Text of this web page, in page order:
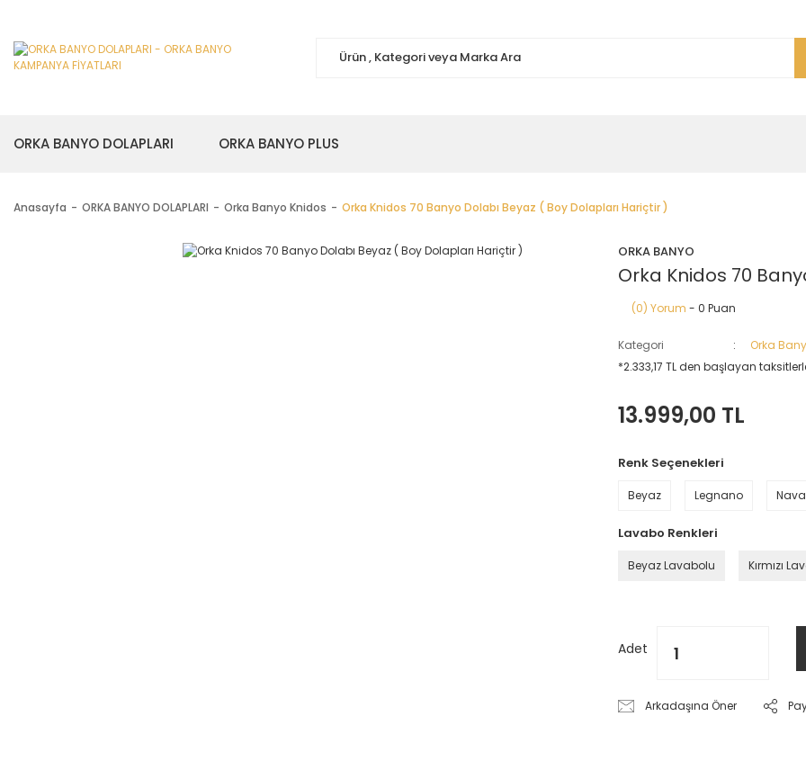
ORKA BANYO DOLAPLARI ORKA BANYO PLUS
Anasayfa ORKA BANYO DOLAPLARI Orka Banyo Knidos Orka Knidos 70 Banyo Dolabı Beyaz ( Boy Dolapları Hariçtir )
ORKA BANYO
Orka Knidos 70
(0) Yorum - 0 Puan
Kategori Orka
*2.333,17 TL den başlayan
13.999,00 TL
Renk Seçenekleri
Beyaz Legnano
Lavabo Renkleri
Beyaz Lavabolu Kırmızı
Adet
Arkadaşına Öner